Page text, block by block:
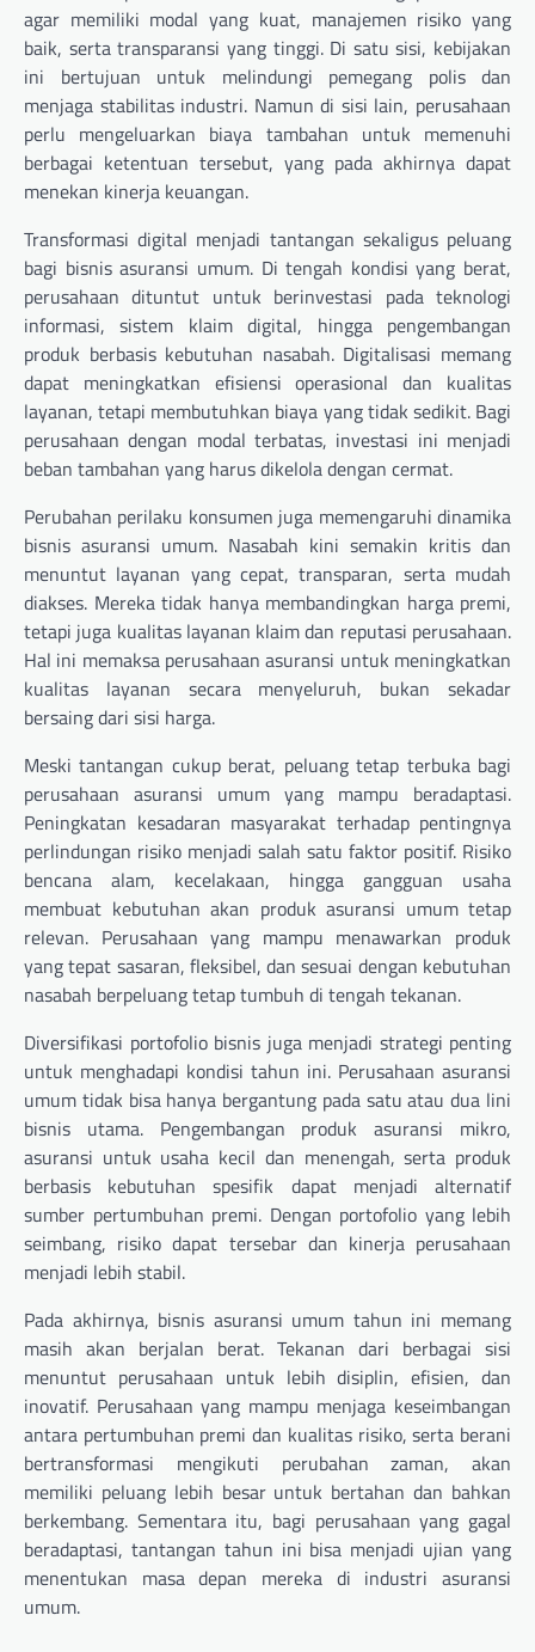
agar memiliki modal yang kuat, manajemen risiko yang
baik, serta transparansi yang tinggi. Di satu sisi, kebijakan
ini bertujuan untuk melindungi pemegang polis dan
menjaga stabilitas industri. Namun di sisi lain, perusahaan
perlu mengeluarkan biaya tambahan untuk memenuhi
berbagai ketentuan tersebut, yang pada akhirnya dapat
menekan kinerja keuangan.
Transformasi digital menjadi tantangan sekaligus peluang
bagi bisnis asuransi umum. Di tengah kondisi yang berat,
perusahaan dituntut untuk berinvestasi pada teknologi
informasi, sistem klaim digital, hingga pengembangan
produk berbasis kebutuhan nasabah. Digitalisasi memang
dapat meningkatkan efisiensi operasional dan kualitas
layanan, tetapi membutuhkan biaya yang tidak sedikit. Bagi
perusahaan dengan modal terbatas, investasi ini menjadi
beban tambahan yang harus dikelola dengan cermat.
Perubahan perilaku konsumen juga memengaruhi dinamika
bisnis asuransi umum. Nasabah kini semakin kritis dan
menuntut layanan yang cepat, transparan, serta mudah
diakses. Mereka tidak hanya membandingkan harga premi,
tetapi juga kualitas layanan klaim dan reputasi perusahaan.
Hal ini memaksa perusahaan asuransi untuk meningkatkan
kualitas layanan secara menyeluruh, bukan sekadar
bersaing dari sisi harga.
Meski tantangan cukup berat, peluang tetap terbuka bagi
perusahaan asuransi umum yang mampu beradaptasi.
Peningkatan kesadaran masyarakat terhadap pentingnya
perlindungan risiko menjadi salah satu faktor positif. Risiko
bencana alam, kecelakaan, hingga gangguan usaha
membuat kebutuhan akan produk asuransi umum tetap
relevan. Perusahaan yang mampu menawarkan produk
yang tepat sasaran, fleksibel, dan sesuai dengan kebutuhan
nasabah berpeluang tetap tumbuh di tengah tekanan.
Diversifikasi portofolio bisnis juga menjadi strategi penting
untuk menghadapi kondisi tahun ini. Perusahaan asuransi
umum tidak bisa hanya bergantung pada satu atau dua lini
bisnis utama. Pengembangan produk asuransi mikro,
asuransi untuk usaha kecil dan menengah, serta produk
berbasis kebutuhan spesifik dapat menjadi alternatif
sumber pertumbuhan premi. Dengan portofolio yang lebih
seimbang, risiko dapat tersebar dan kinerja perusahaan
menjadi lebih stabil.
Pada akhirnya, bisnis asuransi umum tahun ini memang
masih akan berjalan berat. Tekanan dari berbagai sisi
menuntut perusahaan untuk lebih disiplin, efisien, dan
inovatif. Perusahaan yang mampu menjaga keseimbangan
antara pertumbuhan premi dan kualitas risiko, serta berani
bertransformasi mengikuti perubahan zaman, akan
memiliki peluang lebih besar untuk bertahan dan bahkan
berkembang. Sementara itu, bagi perusahaan yang gagal
beradaptasi, tantangan tahun ini bisa menjadi ujian yang
menentukan masa depan mereka di industri asuransi
umum.